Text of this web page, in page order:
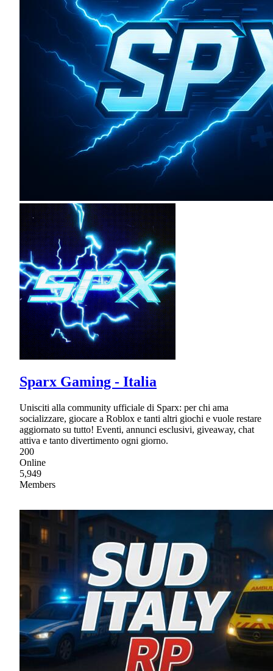
Sparx Gaming - Italia
Unisciti alla community ufficiale di Sparx: per chi ama
socializzare, giocare a Roblox e tanti altri giochi e vuole restare
aggiornato su tutto! Eventi, annunci esclusivi, giveaway, chat
attiva e tanto divertimento ogni giorno.
200
Online
5,949
Members